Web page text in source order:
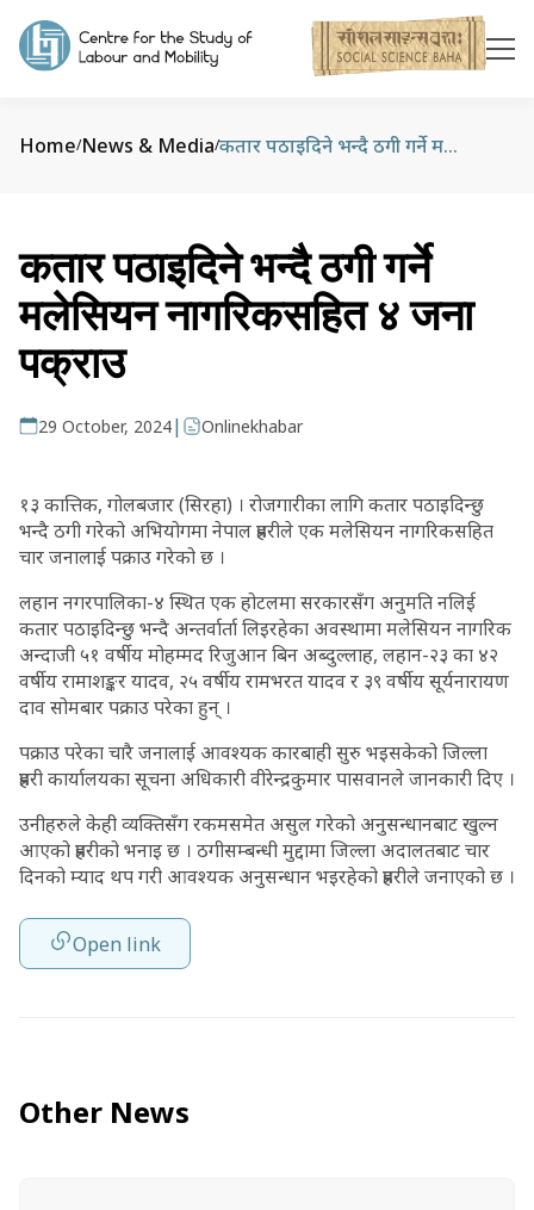
Home/News & Media/ कतार पठाइदिने भन्दै ठगी गर्ने मलेसियन नागरिकसहित ४ जना पक्राउ
कतार पठाइदिने भन्दै ठगी गर्ने
मलेसियन नागरिकसहित ४ जना
पक्राउ
29 October, 2024| Onlinekhabar
१३ कात्तिक, गोलबजार (सिरहा) । रोजगारीका लागि कतार पठाइदिन्छु
भन्दै ठगी गरेको अभियोगमा नेपाल प्रहरीले एक मलेसियन नागरिकसहित
चार जनालाई पक्राउ गरेको छ ।
लहान नगरपालिका-४ स्थित एक होटलमा सरकारसँग अनुमति नलिई
कतार पठाइदिन्छु भन्दै अन्तर्वार्ता लिइरहेका अवस्थामा मलेसियन नागरिक
अन्दाजी ५१ वर्षीय मोहम्मद रिजुआन बिन अब्दुल्लाह, लहान-२३ का ४२
वर्षीय रामाशङ्कर यादव, २५ वर्षीय रामभरत यादव र ३९ वर्षीय सूर्यनारायण
दाव सोमबार पक्राउ परेका हुन् ।
पक्राउ परेका चारै जनालाई आवश्यक कारबाही सुरु भइसकेको जिल्ला
प्रहरी कार्यालयका सूचना अधिकारी वीरेन्द्रकुमार पासवानले जानकारी दिए ।
उनीहरुले केही व्यक्तिसँग रकमसमेत असुल गरेको अनुसन्धानबाट खुल्न
आएको प्रहरीको भनाइ छ । ठगीसम्बन्धी मुद्दामा जिल्ला अदालतबाट चार
दिनको म्याद थप गरी आवश्यक अनुसन्धान भइरहेको प्रहरीले जनाएको छ ।
Open link
Other News